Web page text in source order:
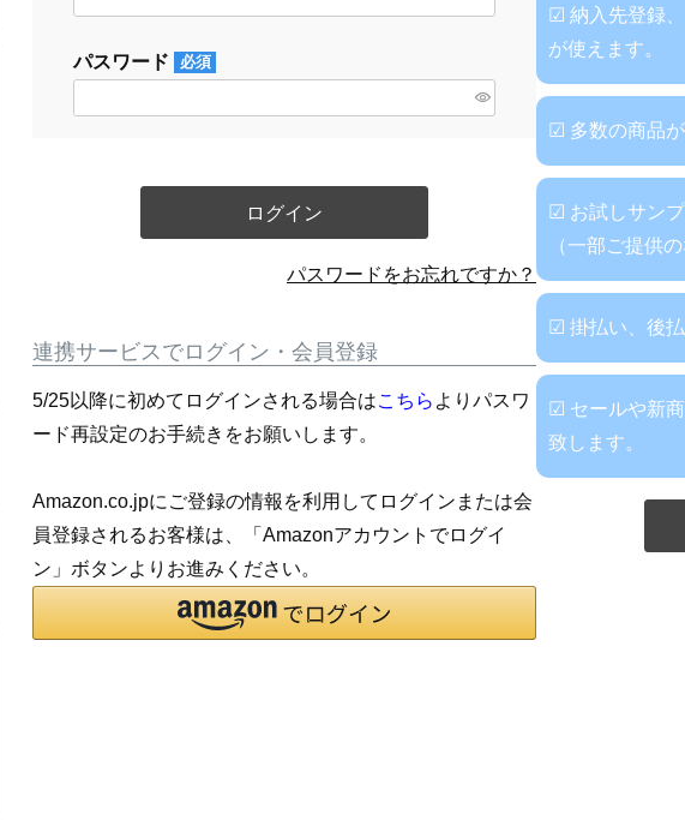
パスワード
須)
ログイン
パスワードをお忘れですか？
連携サービスでログイン・会員登録
5/25以降に初めてログインされる場合はこちら よりパスワ
ード再設定のお手続きをお願いします。
Amazon.co.jpにご登録の情報を利用してログインまたは会
員登録されるお客様は、「Amazonアカウントでログイ
ン」ボタンよりお進みください。
☑ 納入先登録
が使えます。
☑ 多数の商品
☑ お試しサン
（一部ご提供
☑ 掛払い、後
☑ セールや新
致します。